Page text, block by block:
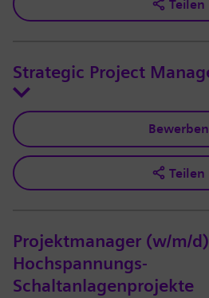
Teilen
Strategic Project
Bewerben
Teilen
Projektmanager (w/m/
Hochspannungs-
Schaltanlagenprojekte